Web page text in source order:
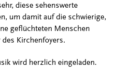
diese sehenswerte
um damit auf die schwierige,
geflüchteten Menschen
Kirchenfoyers.
wird herzlich eingeladen.